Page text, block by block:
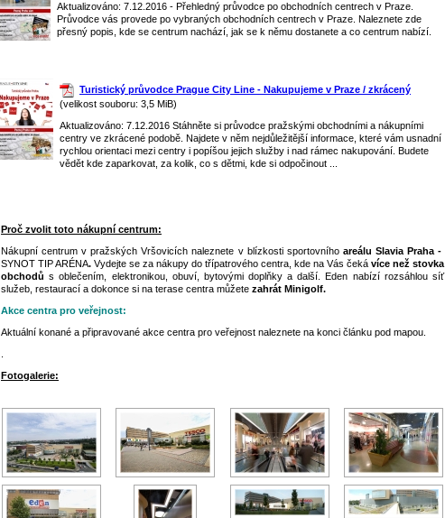
Aktualizováno: 7.12.2016 - Přehledný průvodce po obchodních centrech v Praze.
Průvodce vás provede po vybraných obchodních centrech v Praze. Naleznete zde
přesný popis, kde se centrum nachází, jak se k němu dostanete a co centrum nabízí.
Turistický průvodce Prague City Line - Nakupujeme v Praze / zkrácený
(velikost souboru: 3,5 MiB)
Aktualizováno: 7.12.2016 Stáhněte si průvodce pražskými obchodními a nákupními
centry ve zkrácené podobě. Najdete v něm nejdůležitější informace, které vám usnadní
rychlou orientaci mezi centry i popíšou jejich služby i nad rámec nakupování. Budete
vědět kde zaparkovat, za kolik, co s dětmi, kde si odpočinout ...
Proč zvolit toto nákupní centrum:
Nákupní centrum v pražských Vršovicích naleznete v blízkosti sportovníhoareálu Slavia Praha -
SYNOT TIP ARÉNA. Vydejte se za nákupy do třípatrového centra, kde na Vás čeká více než stovka
obchodů s oblečením, elektronikou, obuví, bytovými doplňky a další. Eden nabízí rozsáhlou síť
služeb, restaurací a dokonce si na terase centra můžete zahrát Minigolf.
Akce centra pro veřejnost:
Aktuální konané a připravované akce centra pro veřejnost naleznete na konci článku pod mapou.
Fotogalerie: